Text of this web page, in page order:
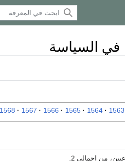
1563
1564
1565
1566
1567
1568
من إجمالي 2.